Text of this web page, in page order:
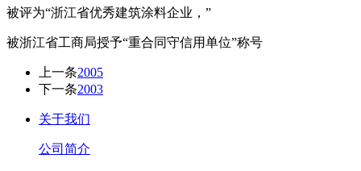
被评为“浙江省优秀建筑涂料企业，”
被浙江省工商局授予“重合同守信用单位”称号
上一条2005
下一条2003
关于我们
公司简介